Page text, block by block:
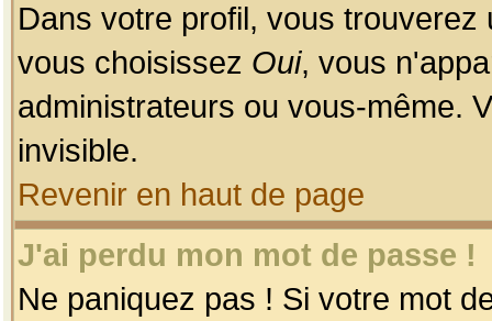
Dans votre profil, vous
vous choisissez Oui, vous
administrateurs ou vous-même.
invisible.
Revenir en haut de page
J'ai perdu mon mot de passe !
Ne paniquez pas ! Si votre mot